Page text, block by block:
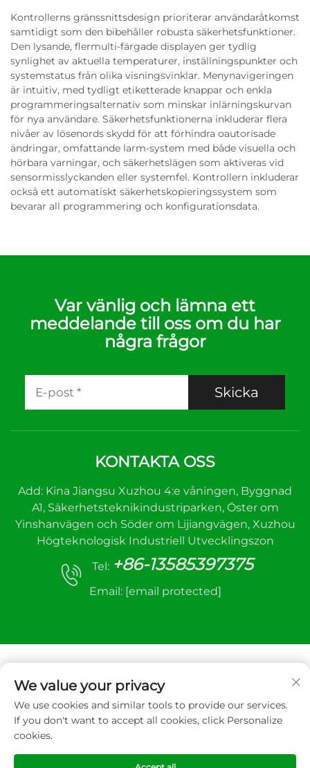
Kontrollerns gränssnittsdesign prioriterar användaråtkomst
samtidigt som den bibehåller robusta säkerhetsfunktioner.
Den lysande, flermulti-färgade displayen ger tydlig
synlighet av aktuella temperaturer, inställningspunkter och
systemstatus från olika visningsvinklar. Menynavigeringen
är intuitiv, med tydligt etiketterade knappar och enkla
programmeringsalternativ som minskar inlärningskurvan
för nya användare. Säkerhetsfunktionerna inkluderar flera
nivåer av lösenords skydd för att förhindra oautorisade
ändringar, omfattande larm-system med både visuella och
hörbara varningar, och säkerhetslägen som aktiveras vid
sensormisslyckanden eller systemfel. Kontrollern inkluderar
också ett automatiskt säkerhetskopieringssystem som
bevarar all programmering och konfigurationsdata.
Var vänlig och lämna ett
meddelande till oss om du har
några frågor
Skicka
KONTAKTA OSS
Add: Kina Jiangsu Xuzhou 4:e våningen, Byggnad
A1, Säkerhetsteknikindustriparken, Öster om
Yinshanvägen och Söder om Lijiangvägen, Xuzhou
Högteknologisk Industriell Utvecklingszon
Tel: +86-13585397375
Email: [email protected]
Upphovsrätt © 2025 Xuzhou sanhe automatic
control equipment Co.,LTD. All rätt reserverad
We value your privacy
We use cookies and similar tools to provide our services.
If you don't want to accept all cookies, click Personalize
cookies.